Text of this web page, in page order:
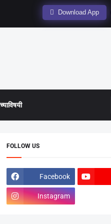
Download App
FOLLOW US
Facebook
Instagram